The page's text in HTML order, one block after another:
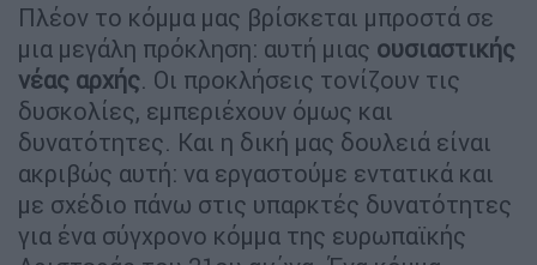
Πλέον το κόμμα μας βρίσκεται μπροστά σε
μια μεγάλη πρόκληση: αυτή μιας ουσιαστικής
νέας αρχής. Οι προκλήσεις τονίζουν τις
δυσκολίες, εμπεριέχουν όμως και
δυνατότητες. Και η δική μας δουλειά είναι
ακριβώς αυτή: να εργαστούμε εντατικά και
με σχέδιο πάνω στις υπαρκτές δυνατότητες
για ένα σύγχρονο κόμμα της ευρωπαϊκής